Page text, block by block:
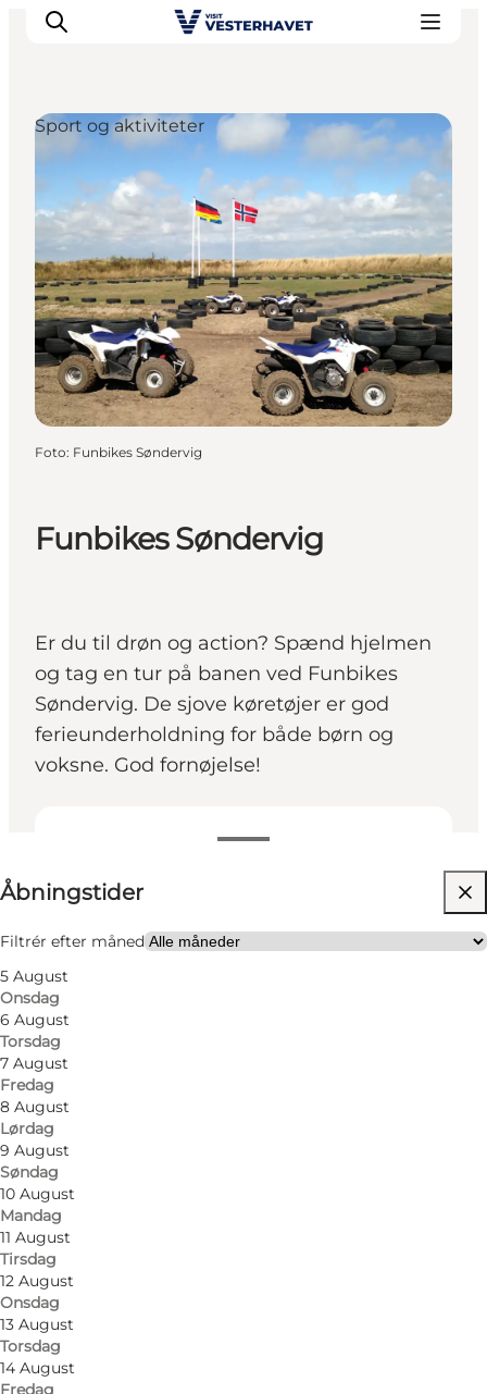
Det sker
Oplevelser
Vores Byer
Mad & Overnatning
Køb billet
Planlæg din ferie
Funbikes Søndervig
Er du til drøn og action? Spænd hjelmen
og tag en tur på banen ved Funbikes
Søndervig. De sjove køretøjer er god
ferieunderholdning for både børn og
voksne. God fornøjelse!
Åbningstider
Filtrér efter måned
5 August
Onsdag
6 August
Torsdag
7 August
Fredag
8 August
Lørdag
9 August
Søndag
10 August
Mandag
11 August
Tirsdag
12 August
Onsdag
13 August
Torsdag
14 August
Fredag
Børn, Venner
Sport og aktiviteter
Foto: Funbikes Søndervig